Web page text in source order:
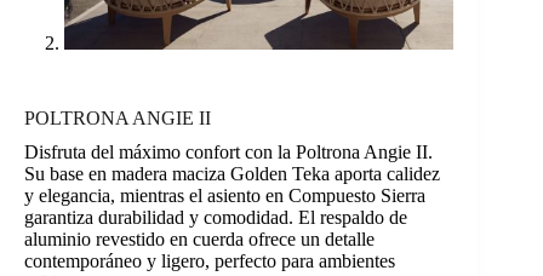
POLTRONA ANGIE II
Disfruta del máximo confort con la Poltrona Angie II.
Su base en madera maciza Golden Teka aporta calidez
y elegancia, mientras el asiento en Compuesto Sierra
garantiza durabilidad y comodidad. El respaldo de
aluminio revestido en cuerda ofrece un detalle
contemporáneo y ligero, perfecto para ambientes